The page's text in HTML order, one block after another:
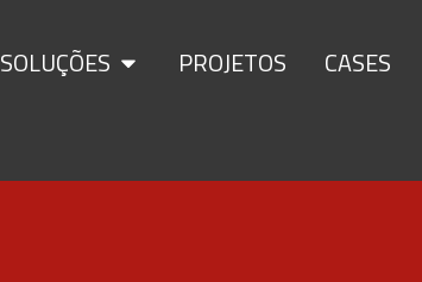
SOLUÇÕES PROJETOS CASES